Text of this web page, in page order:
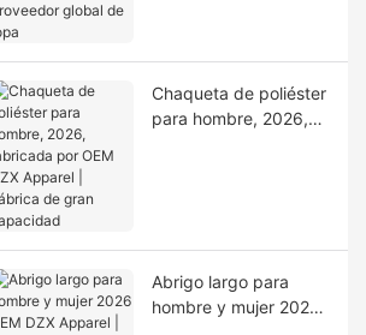
Chaqueta de poliéster
para hombre, 2026,
Abrigo largo para
hombre y mujer 2026